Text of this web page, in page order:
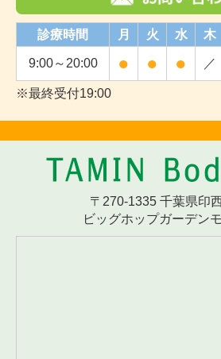
診療時間 月 火 水 木
9:00～20:00 ● ● ● ／
※最終受付19:00
〒270-1335 千葉県印
ビッグホップガーデン